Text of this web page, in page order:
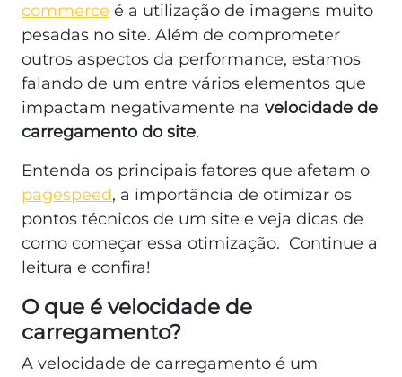
commerce é a utilização de imagens muito
pesadas no site. Além de comprometer
outros aspectos da performance, estamos
falando de um entre vários elementos que
impactam negativamente na velocidade de
carregamento do site.
Entenda os principais fatores que afetam o
pagespeed, a importância de otimizar os
pontos técnicos de um site e veja dicas de
como começar essa otimização. Continue a
leitura e confira!
O que é velocidade de
carregamento?
A velocidade de carregamento é um